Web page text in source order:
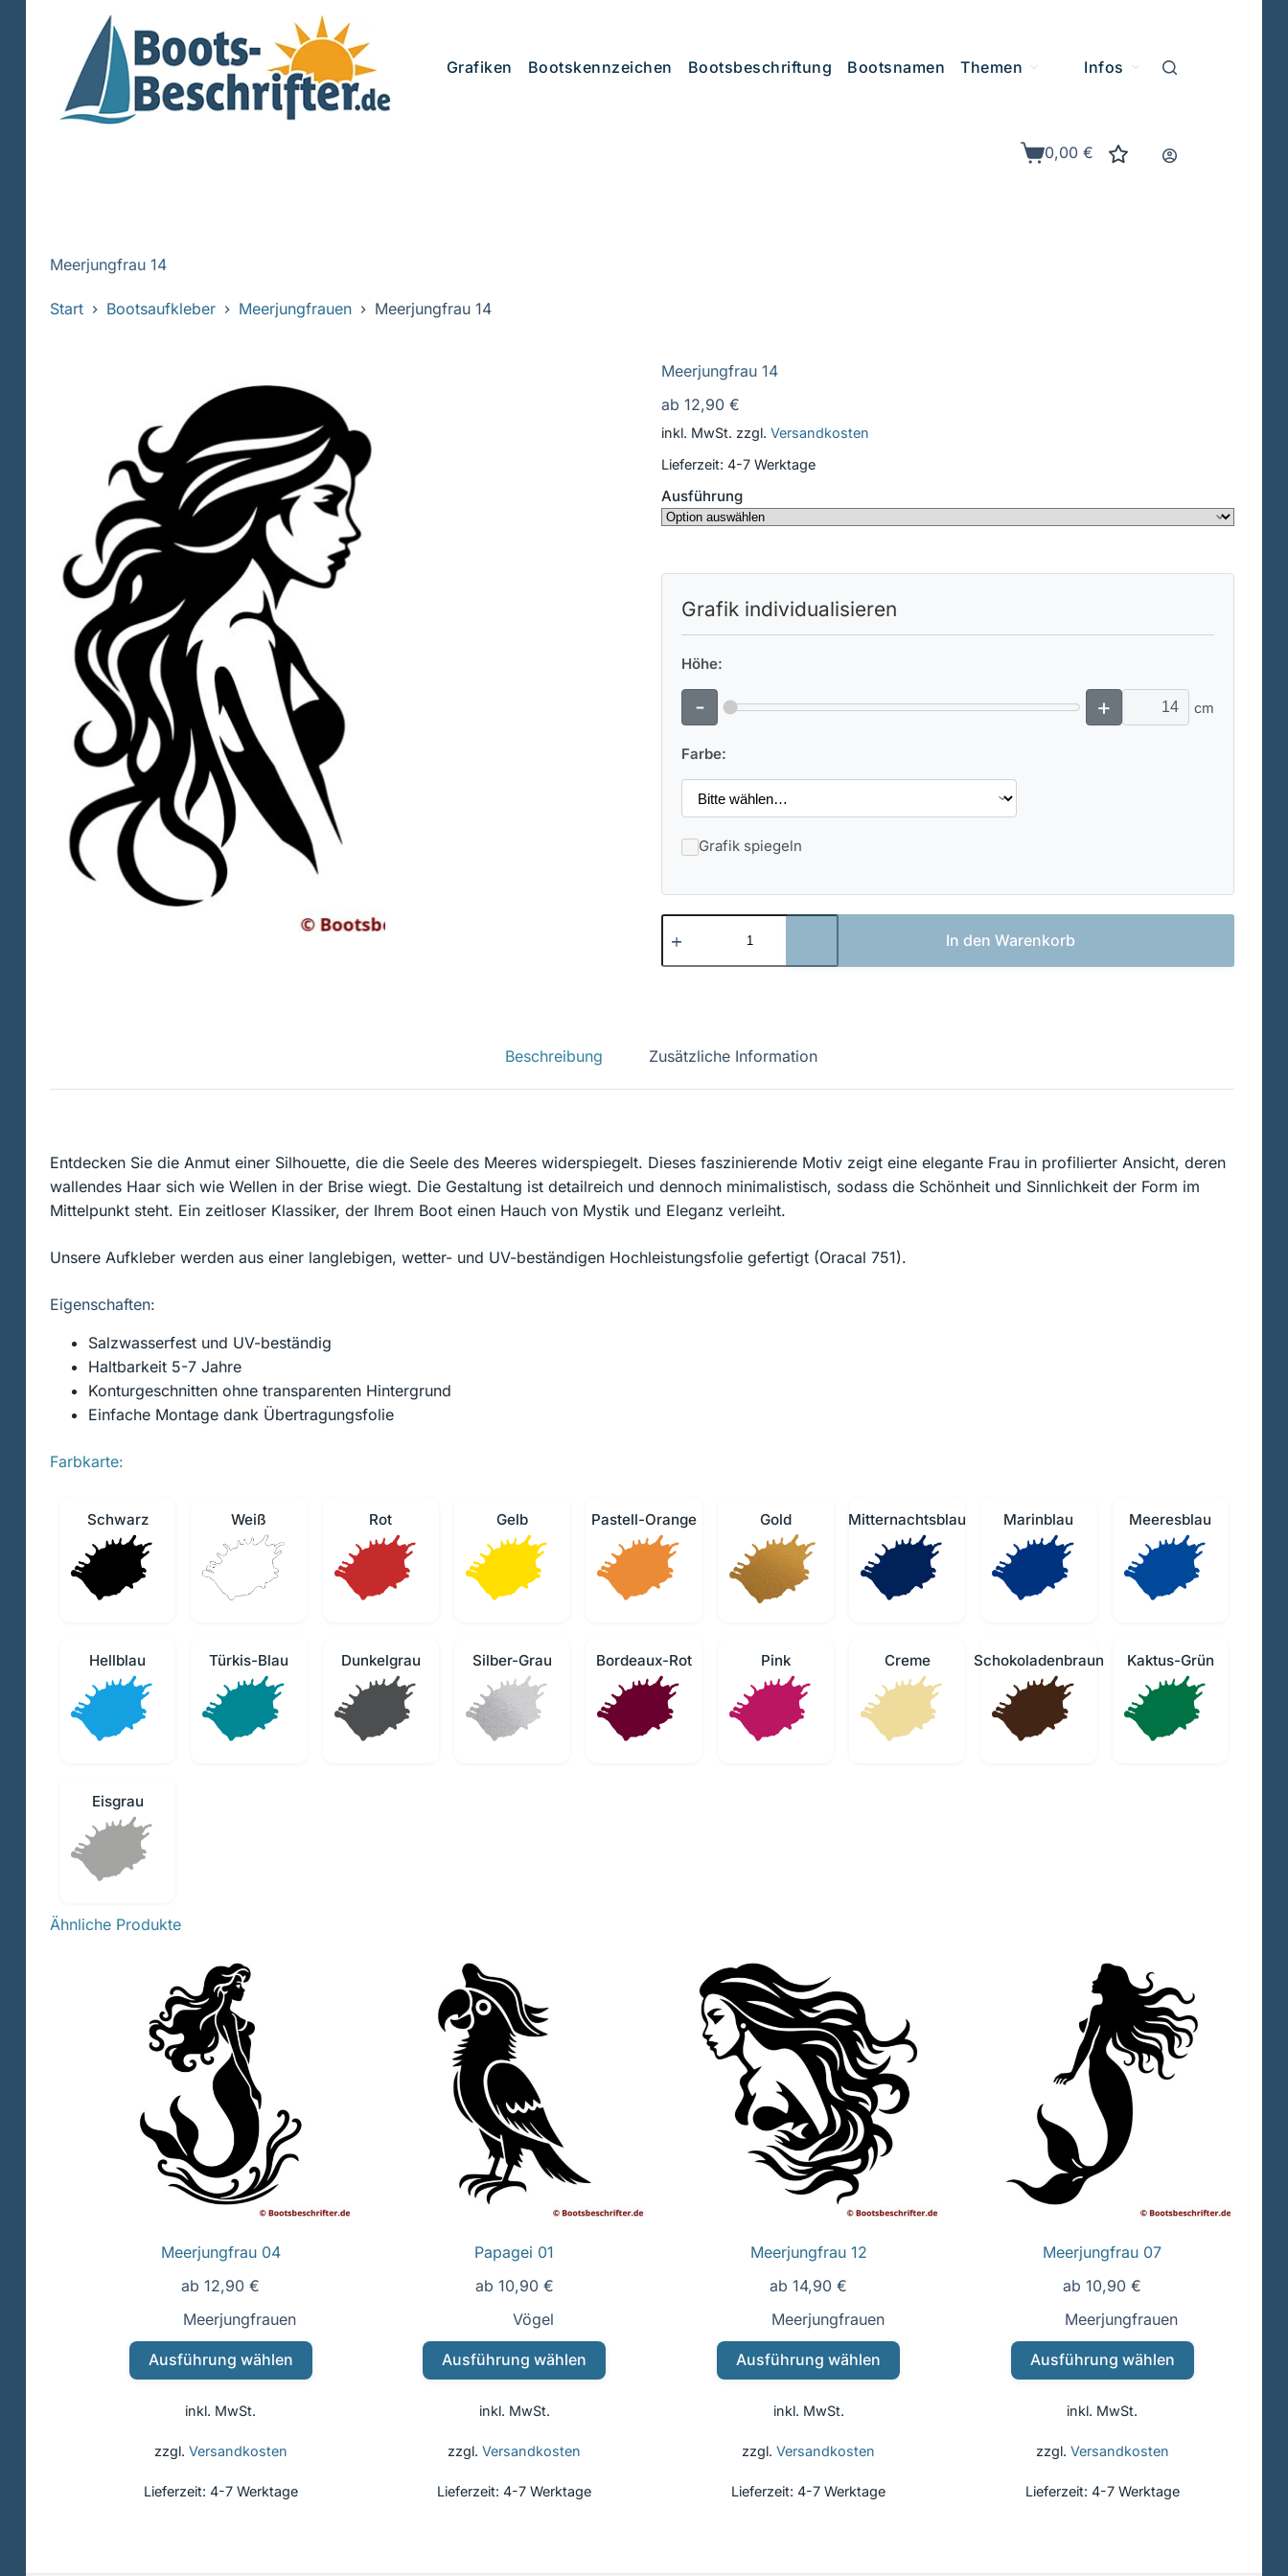
Grafiken Bootskennzeichen Bootsbeschriftung Bootsnamen Themen Infos
Warenkorb
0,00€
Meerjungfrau 14
Start Bootsaufkleber Meerjungfrauen Meerjungfrau 14
Meerjungfrau 14
ab12,90€
inkl. MwSt. zzgl.Versandkosten
Lieferzeit:4-7 Werktage
Ausführung
Grafik individualisieren
Höhe:
- + cm
Farbe:
Grafik spiegeln
14
Menge
In den Warenkorb
Beschreibung Zusätzliche Information
Entdecken Sie die Anmut einer Silhouette, die die Seele des Meeres widerspiegelt. Dieses faszinierende Motiv zeigt eine elegante Frau in profilierter Ansicht, deren
wallendes Haar sich wie Wellen in der Brise wiegt. Die Gestaltung ist detailreich und dennoch minimalistisch, sodass die Schönheit und Sinnlichkeit der Form im
Mittelpunkt steht. Ein zeitloser Klassiker, der Ihrem Boot einen Hauch von Mystik und Eleganz verleiht.
Unsere Aufkleber werden aus einer langlebigen, wetter- und UV-beständigen Hochleistungsfolie gefertigt (Oracal 751).
Eigenschaften:
Salzwasserfest und UV-beständig
Haltbarkeit 5-7 Jahre
Konturgeschnitten ohne transparenten Hintergrund
Einfache Montage dank Übertragungsfolie
Farbkarte:
Schwarz Weiß Rot Gelb Pastell-Orange Gold Mitternachtsblau Marinblau Meeresblau
Hellblau Türkis-Blau Dunkelgrau Silber-Grau Bordeaux-Rot Pink Creme Schokoladenbraun Kaktus-Grün
Eisgrau
Ähnliche Produkte
Meerjungfrau 04
ab12,90€
Meerjungfrauen
Ausführung wählen
Dieses
Produkt
mehrere
Varianten
Die
inkl. MwSt.
zzgl. Versandkosten
Lieferzeit: 4-7 Werktage
Papagei 01
ab 10,90 €
Vögel
Ausführung wählen
Dieses
Produkt
mehrere
Varianten
Die
inkl. MwSt.
zzgl.Versandkosten
Lieferzeit:4-7 Werktage
Meerjungfrau 12
ab14,90€
Meerjungfrauen
Ausführung wählen
Dieses
Produkt
mehrere
Varianten
Die
inkl. MwSt.
zzgl.Versandkosten
Lieferzeit:4-7 Werktage
Meerjungfrau 07
ab10,90€
Meerjungfrauen
Ausführung wählen
Dieses
Produkt
mehrere
Varianten
Die
inkl. MwSt.
zzgl. Versandkosten
Lieferzeit: 4-7 Werktage